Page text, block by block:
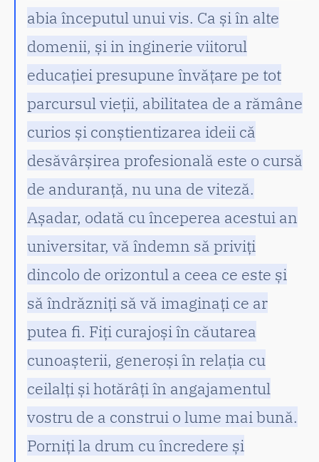
abia începutul unui vis. Ca și în alte
domenii, și in inginerie viitorul
educației presupune învățare pe tot
parcursul vieții, abilitatea de a rămâne
curios și conștientizarea ideii că
desăvârșirea profesională este o cursă
de anduranță, nu una de viteză.
Așadar, odată cu începerea acestui an
universitar, vă îndemn să priviți
dincolo de orizontul a ceea ce este și
să îndrăzniți să vă imaginați ce ar
putea fi. Fiți curajoși în căutarea
cunoașterii, generoși în relația cu
ceilalți și hotărâți în angajamentul
vostru de a construi o lume mai bună.
Porniți la drum cu încredere și